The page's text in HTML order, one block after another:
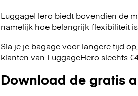
LuggageHero biedt bovendien de
namelijk hoe belangrijk flexibiliteit
Sla je je bagage voor langere tijd
klanten van LuggageHero slechts
Download de gratis